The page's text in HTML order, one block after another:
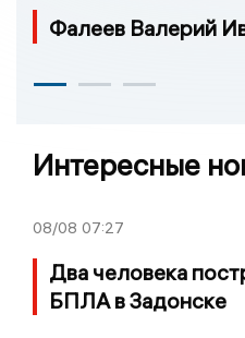
Фалеев Валерий
Интересные
08/08 07:27
Два человека
БПЛА в Задонске